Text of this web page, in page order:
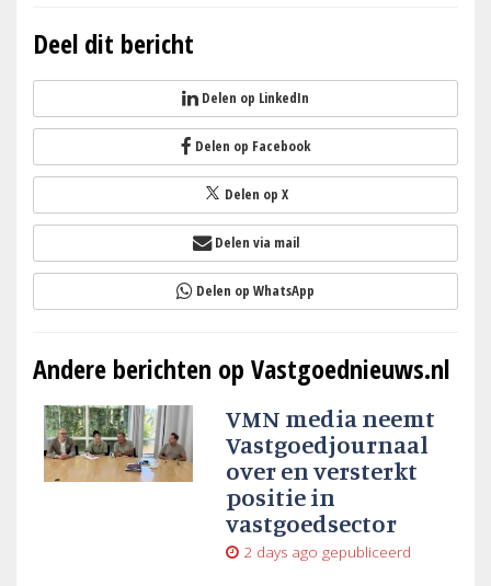
Deel dit bericht
Delen op LinkedIn
Delen op Facebook
Delen op X
Delen via mail
Delen op WhatsApp
Andere berichten op Vastgoednieuws.nl
VMN media neemt
Vastgoedjournaal
over en versterkt
positie in
vastgoedsector
2 days ago gepubliceerd